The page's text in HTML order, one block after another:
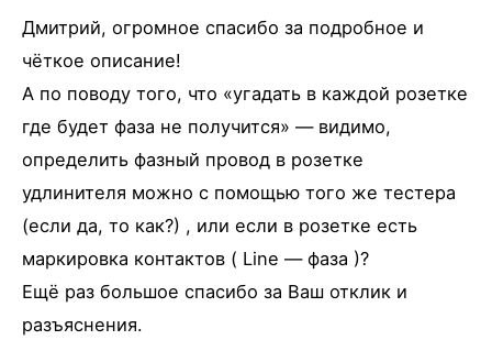
Дмитрий, огромное спасибо за подробное и
чёткое описание!
А по поводу того, что «угадать в каждой розетке
где будет фаза не получится» — видимо,
определить фазный провод в розетке
удлинителя можно с помощью того же тестера
(если да, то как?) , или если в розетке есть
маркировка контактов ( Line — фаза )?
Ещё раз большое спасибо за Ваш отклик и
разъяснения.